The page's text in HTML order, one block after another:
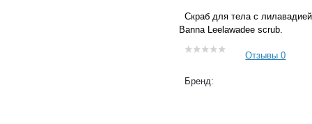
Скраб для тела с
Banna Leelawadee scrub.
Отзывы 0
Бренд: